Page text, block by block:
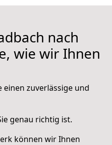
nach
wie wir Ihnen
einen zuverlässige und
genau richtig ist.
können wir Ihnen